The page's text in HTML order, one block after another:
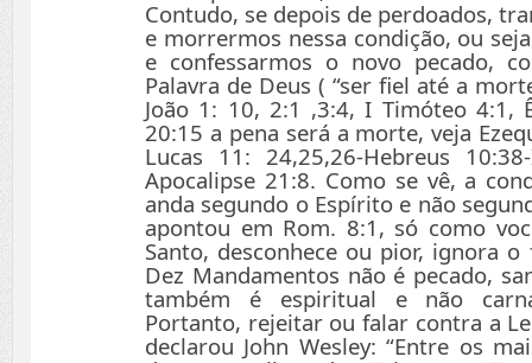
Contudo, se depois de perdoados,
e morrermos nessa condição, ou
e confessarmos o novo pecado,
Palavra de Deus ( “ser fiel até a
João 1: 10, 2:1 ,3:4, I Timóteo 4:1,
20:15 a pena será a morte, veja
Lucas 11: 24,25,26-Hebreus
Apocalipse 21:8. Como se vê, a
anda segundo o Espírito e não
apontou em Rom. 8:1, só como
Santo, desconhece ou pior, ignora
Dez Mandamentos não é pecado,
também é espiritual e não
Portanto, rejeitar ou falar contra a
declarou John Wesley: “Entre os